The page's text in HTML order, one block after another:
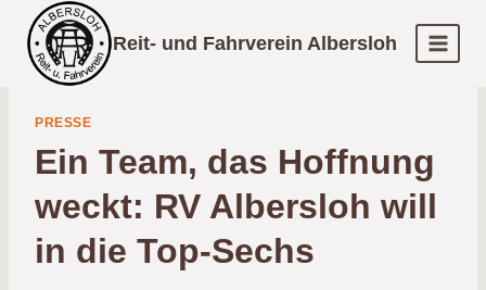
Inhalt
springen
Reit- und Fahrverein Albersloh
PRESSE
Ein Team, das Hoffnung
weckt: RV Albersloh will
in die Top-Sechs